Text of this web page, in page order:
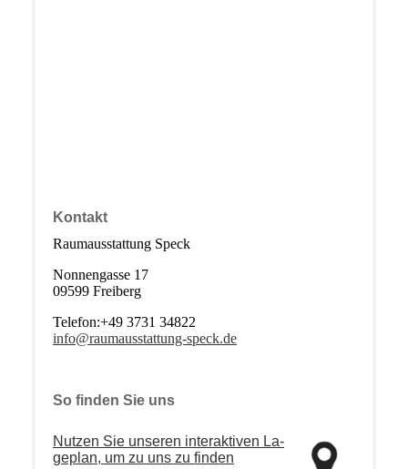
Kontakt
Raumausstattung Speck
Nonnengasse 17
09599 Freiberg
Telefon:+49 3731 34822
info@raumausstattung-speck.de
So finden Sie uns
Nutzen Sie unseren interaktiven La­
ge­plan, um zu uns zu finden